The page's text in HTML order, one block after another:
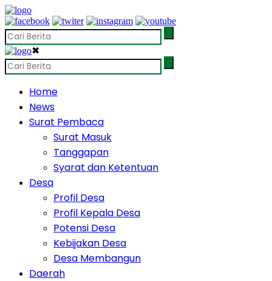
✖
Home
News
Surat Pembaca
Surat Masuk
Tanggapan
Syarat dan Ketentuan
Desa
Profil Desa
Profil Kepala Desa
Potensi Desa
Kebijakan Desa
Desa Membangun
Daerah